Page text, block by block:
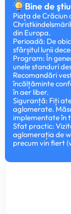
Bine de
Piața de Crăciun
din Europa.
Perioadă: De
sfârșitul lunii
Program: În
unele standuri
Recomandări
încălțăminte
în aer liber.
Siguranță: Fiți
aglomerate.
implementate în
Sfat practic:
aglomerația de
precum vin fiert